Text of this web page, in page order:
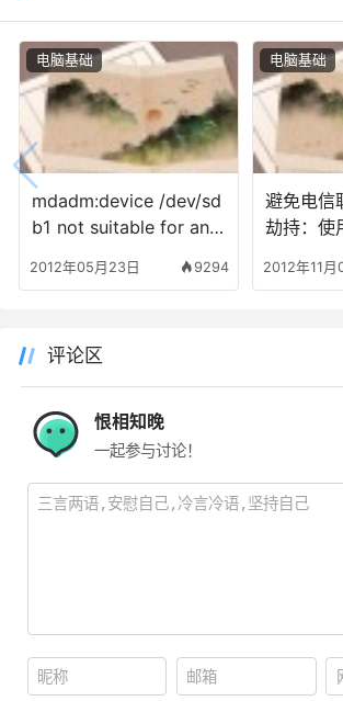
mdadm:device /dev/sd
b1 not suitable for any
2012年05月23日 9294
电脑基础
避免电信
劫持：使
2012年11月
电脑基础
评论区
恨相知晚
一起参与讨论！